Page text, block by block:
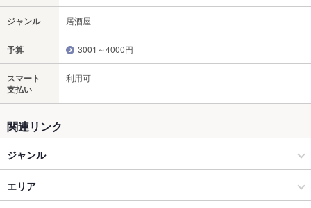
ジャンル 居酒屋
予算 3001～4000円
スマート
支払い
利用可
関連リンク
ジャンル
居酒屋
エリア